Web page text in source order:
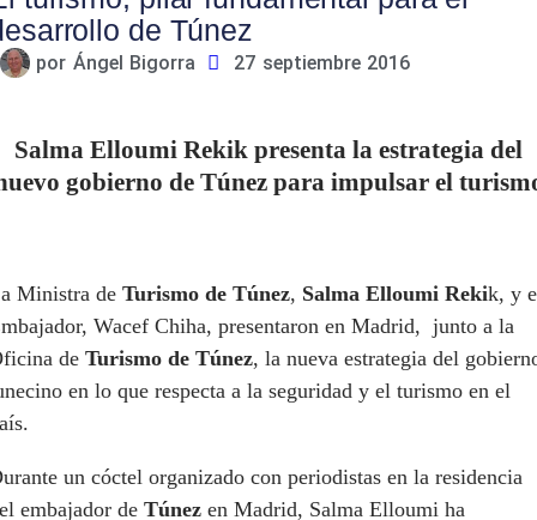
de Túnez
por Ángel Bigorra 27 septiembre 2016
Salma Elloumi Rekik presenta la estrategia del
gobierno de Túnez para impulsar el
Ministra de Turismo de Túnez, Salma Elloumi Rekik, y
Wacef Chiha, presentaron en Madrid, junto a la
de Turismo de Túnez, la nueva estrategia del
en lo que respecta a la seguridad y el turismo en el
un cóctel organizado con periodistas en la residencia
embajador de Túnez en Madrid, Salma Elloumi ha